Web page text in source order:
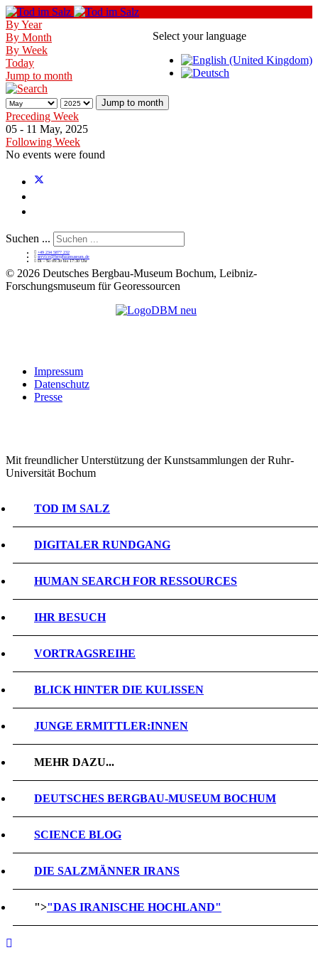
Select your language
By Year
By Month
By Week
Today
Jump to month
Jump to month
Preceding Week
05 - 11 May, 2025
Following Week
No events were found
Suchen ...
+49 234 5877 232
service@bergbaumuseum.de
Di - So 09:30 bis 17:30 Uhr
© 2026 Deutsches Bergbau-Museum Bochum, Leibniz-
Forschungsmuseum für Georessourcen
Impressum
Datenschutz
Presse
Mit freundlicher Unterstützung der Kunstsammlungen der Ruhr-
Universität Bochum
TOD IM SALZ
DIGITALER RUNDGANG
HUMAN SEARCH FOR RESSOURCES
IHR BESUCH
VORTRAGSREIHE
BLICK HINTER DIE KULISSEN
JUNGE ERMITTLER:INNEN
MEHR DAZU...
DEUTSCHES BERGBAU-MUSEUM BOCHUM
SCIENCE BLOG
DIE SALZMÄNNER IRANS
">"DAS IRANISCHE HOCHLAND"